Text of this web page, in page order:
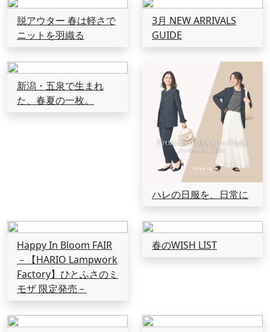
脱アウター 春は軽さで
ニットを羽織る
3月 NEW ARRIVALS
GUIDE
新潟・五泉で生まれ
た、春夏の一枚。
ハレの日服を、日常に
Happy In Bloom FAIR
－【HARIO Lampwork
Factory】ひとふさのミ
モザ 限定発売－
春のWISH LIST